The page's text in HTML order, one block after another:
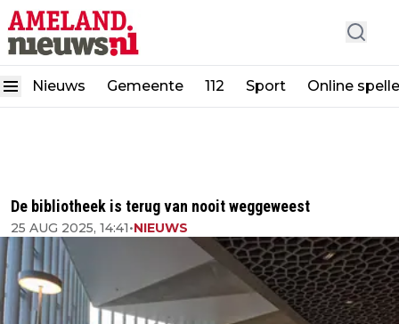
Nieuws Gemeente 112 Sport Online
De bibliotheek is terug van nooit weggeweest
25 AUG 2025, 14:41•NIEUWS